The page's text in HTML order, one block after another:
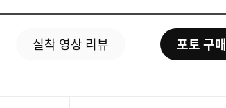
실착 영상 리뷰 포토 구